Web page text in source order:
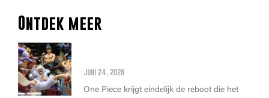
Ontdek meer
juni 24, 2026
One Piece krijgt eindelijk de reboot die het